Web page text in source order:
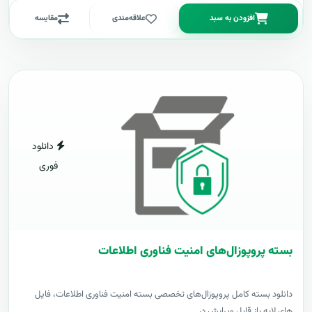
افزودن به سبد علاقه‌مندی مقایسه
دانلود
فوری
بسته پروپوزال‌های امنیت فناوری اطلاعات
دانلود بسته کامل پروپوزال‌های تخصصی بسته امنیت فناوری اطلاعات، فایل